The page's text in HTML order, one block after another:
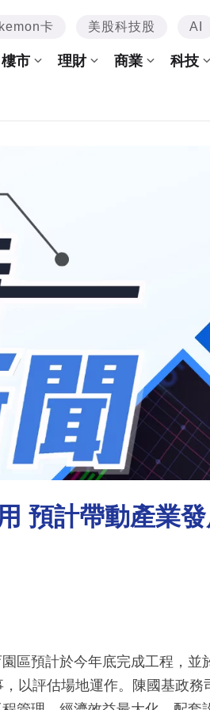
卡 美股科技股 AI
樓市 理財 商業 科技
預計帶動產業
區預計於今年底完成工程，並
以評估場地運作。陳國基政務